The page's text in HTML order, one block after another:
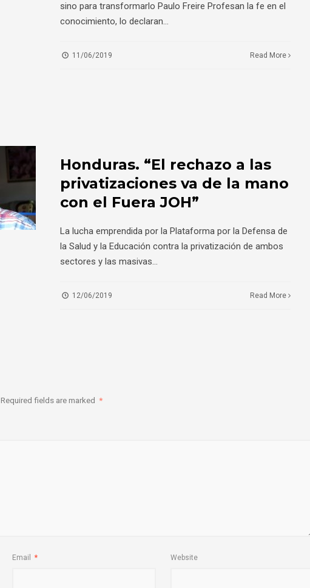
sino para transformarlo Paulo Freire Profesan la fe en el
conocimiento, lo declaran...
11/06/2019 Read More
Honduras. “El rechazo a las
privatizaciones va de la mano
con el Fuera JOH”
La lucha emprendida por la Plataforma por la Defensa de
la Salud y la Educación contra la privatización de ambos
sectores y las masivas...
12/06/2019 Read More
Required fields are marked *
Email * Website